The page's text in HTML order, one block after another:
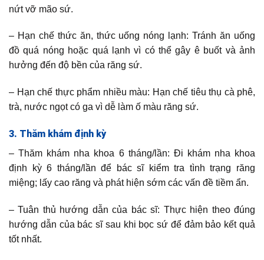
nứt vỡ mão sứ.
– Hạn chế thức ăn, thức uống nóng lạnh: Tránh ăn uống
đồ quá nóng hoặc quá lạnh vì có thể gây ê buốt và ảnh
hưởng đến độ bền của răng sứ.
– Hạn chế thực phẩm nhiều màu: Hạn chế tiêu thụ cà phê,
trà, nước ngọt có ga vì dễ làm ố màu răng sứ.
3. Thăm khám định kỳ
– Thăm khám nha khoa 6 tháng/lần: Đi khám nha khoa
định kỳ 6 tháng/lần để bác sĩ kiểm tra tình trạng răng
miệng; lấy cao răng và phát hiện sớm các vấn đề tiềm ẩn.
– Tuân thủ hướng dẫn của bác sĩ: Thực hiện theo đúng
hướng dẫn của bác sĩ sau khi bọc sứ để đảm bảo kết quả
tốt nhất.